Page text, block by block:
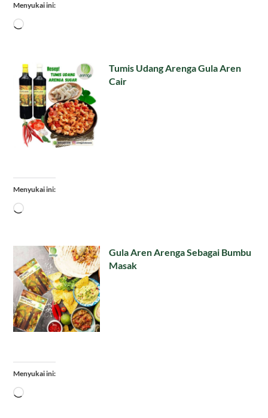
Menyukai ini:
Memuat...
Tumis Udang Arenga Gula Aren
Cair
Menyukai ini:
Memuat...
Gula Aren Arenga Sebagai Bumbu
Masak
Menyukai ini:
Memuat...